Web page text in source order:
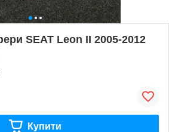
SEAT Leon II 2005-2012
Купити